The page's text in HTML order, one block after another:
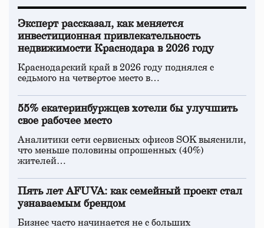
Эксперт рассказал, как меняется
инвестиционная привлекательность
недвижимости Краснодара в 2026 году
Краснодарский край в 2026 году поднялся с
седьмого на четвертое место в…
55% екатеринбуржцев хотели бы улучшить
свое рабочее место
Аналитики сети сервисных офисов SOK выяснили,
что меньше половины опрошенных (40%)
жителей…
Пять лет AFUVA: как семейный проект стал
узнаваемым брендом
Бизнес часто начинается не с больших